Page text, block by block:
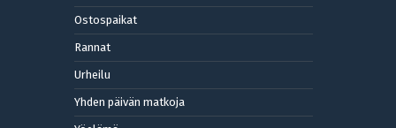
Ostospaikat
Rannat
Urheilu
Yhden päivän matkoja